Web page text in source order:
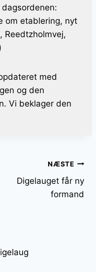
om etablering, nyt
Reedtzholmvej,
med
og den
Vi beklager den
NÆSTE
Digelauget får ny
formand